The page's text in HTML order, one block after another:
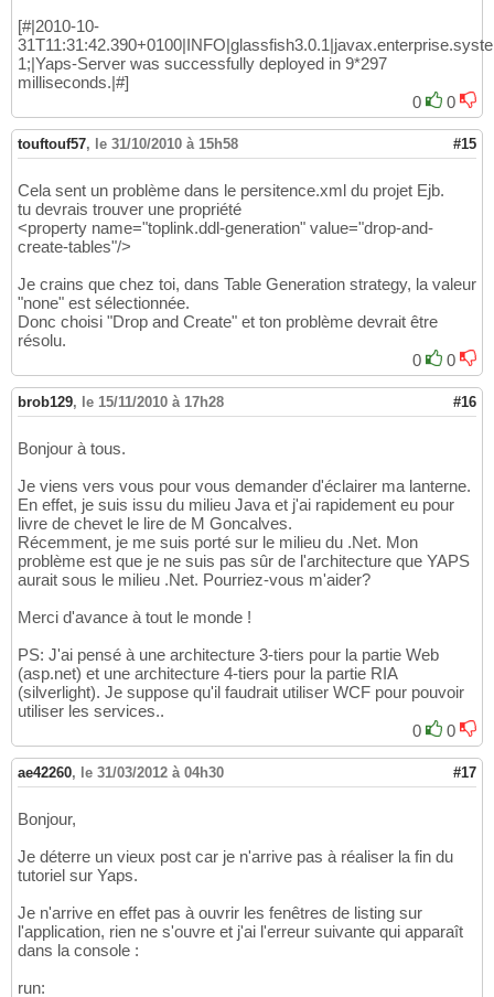
[#|2010-10-
1;|Yaps-Server was successfully deployed in 9*297
milliseconds.|#]
0
0
touftouf57, le 31/10/2010 à 15h58 #15
Cela sent un problème dans le persitence.xml du projet Ejb.
tu devrais trouver une propriété
<property name="toplink.ddl-generation" value="drop-and-
create-tables"/>
Je crains que chez toi, dans Table Generation strategy, la valeur
"none" est sélectionnée.
Donc choisi "Drop and Create" et ton problème devrait être
résolu.
0
0
brob129, le 15/11/2010 à 17h28 #16
Bonjour à tous.
Je viens vers vous pour vous demander d'éclairer ma lanterne.
En effet, je suis issu du milieu Java et j'ai rapidement eu pour
livre de chevet le lire de M Goncalves.
Récemment, je me suis porté sur le milieu du .Net. Mon
problème est que je ne suis pas sûr de l'architecture que YAPS
aurait sous le milieu .Net. Pourriez-vous m'aider?
Merci d'avance à tout le monde !
PS: J'ai pensé à une architecture 3-tiers pour la partie Web
(asp.net) et une architecture 4-tiers pour la partie RIA
(silverlight). Je suppose qu'il faudrait utiliser WCF pour pouvoir
utiliser les services..
0
0
ae42260, le 31/03/2012 à 04h30 #17
Bonjour,
Je déterre un vieux post car je n'arrive pas à réaliser la fin du
tutoriel sur Yaps.
Je n'arrive en effet pas à ouvrir les fenêtres de listing sur
l'application, rien ne s'ouvre et j'ai l'erreur suivante qui apparaît
dans la console :
run: